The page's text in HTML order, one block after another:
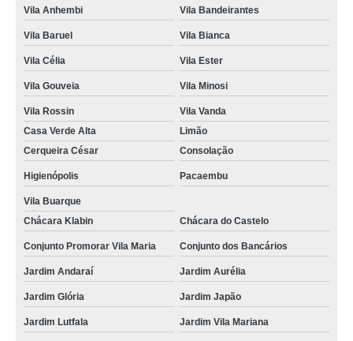
Vila Anhembi Vila Bandeirantes
Vila Baruel Vila Bianca
Vila Célia Vila Ester
Vila Gouveia Vila Minosi
Vila Rossin
Vila Vanda
Casa Verde Alta
Limão
Cerqueira César
Consolação
Higienópolis Pacaembu
Vila Buarque
Chácara Klabin
Chácara do Castelo
Conjunto Promorar Vila Maria Conjunto dos Bancários
Jardim Andaraí Jardim Aurélia
Jardim Glória Jardim Japão
Jardim Lutfala Jardim Vila Mariana